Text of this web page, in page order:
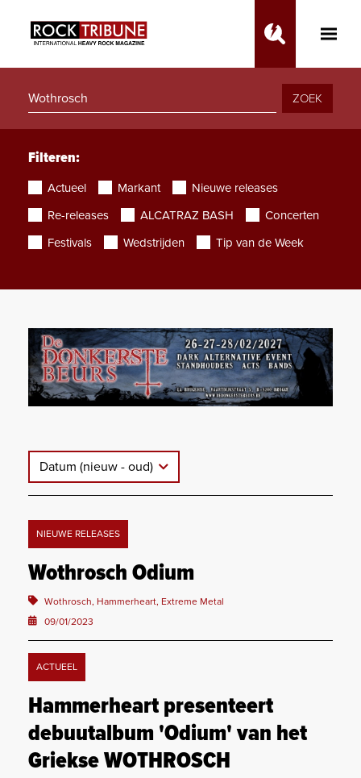
Toggle
ZOEK
Filteren:
Actueel Markant
Nieuwe releases
Re-releases
ALCATRAZ BASH
Concerten
Festivals
Wedstrijden Tip van de Week
Datum (nieuw - oud)
NIEUWE RELEASES
Wothrosch Odium
Wothrosch, Hammerheart, Extreme Metal
09/01/2023
ACTUEEL
Hammerheart presenteert
debuutalbum 'Odium' van het
Griekse WOTHROSCH